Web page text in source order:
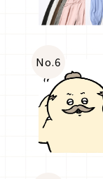
No.6